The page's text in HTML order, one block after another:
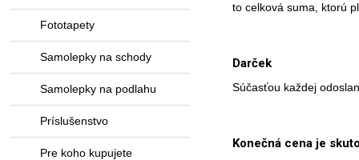
to celková suma, ktorú
Darček
Súčasťou každej
Konečná cena je
Fototapety
Samolepky na schody
Samolepky na podlahu
Príslušenstvo
Pre koho kupujete